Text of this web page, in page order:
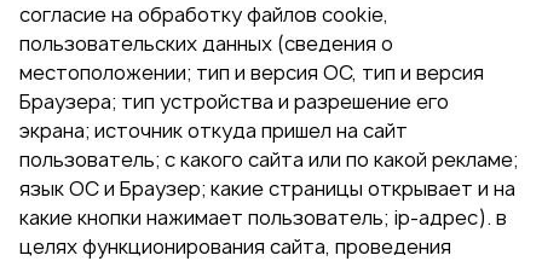
согласие на обработку файлов cookie,
пользовательских данных (сведения о
местоположении; тип и версия ОС, тип и версия
Браузера; тип устройства и разрешение его
экрана; источник откуда пришел на сайт
пользователь; с какого сайта или по какой рекламе;
язык ОС и Браузер; какие страницы открывает и на
какие кнопки нажимает пользователь; ip-адрес). в
целях функционирования сайта, проведения